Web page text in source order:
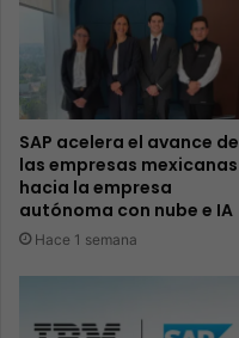
SAP acelera el avance de
las empresas mexicanas
hacia la empresa
autónoma con nube e IA
Hace 1 semana